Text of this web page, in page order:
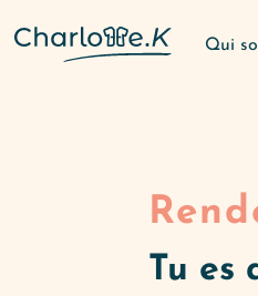
Qui
Tu es